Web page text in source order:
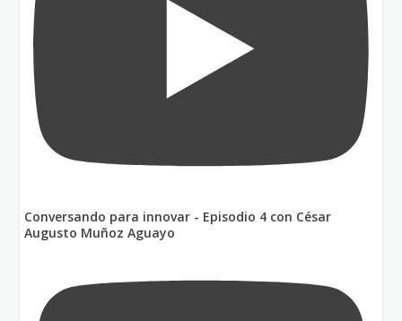
Conversando para innovar - Episodio 4 con César
Augusto Muñoz Aguayo